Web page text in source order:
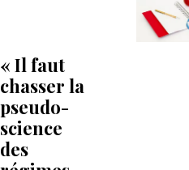
« Il faut
chasser la
pseudo-
science
des